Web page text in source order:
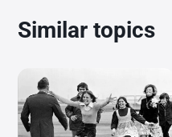
Similar topics